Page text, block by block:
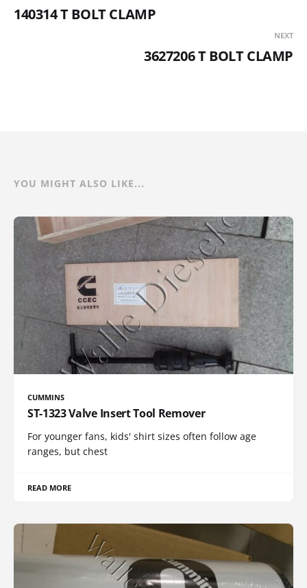
140314 T BOLT CLAMP
NEXT
3627206 T BOLT CLAMP
YOU MIGHT ALSO LIKE...
CUMMINS
ST-1323 Valve Insert Tool Remover
For younger fans, kids' shirt sizes often follow age
ranges, but chest
READ MORE